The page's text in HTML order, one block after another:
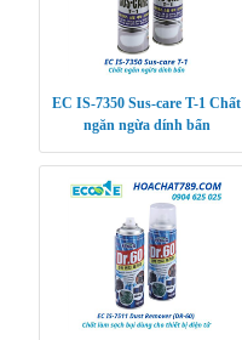
EC IS-7350 Sus-care T-1 Chất
ngăn ngừa dính bẩn